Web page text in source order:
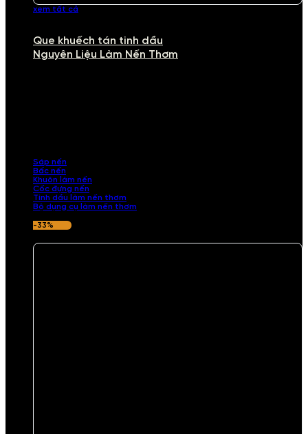
xem tất cả
Que khuếch tán tinh dầu
Nguyên Liệu Làm Nến Thơm
Sáp nến
Bấc nến
Khuôn làm nến
Cốc đựng nến
Tinh dầu làm nến thơm
Bộ dụng cụ làm nến thơm
-33%